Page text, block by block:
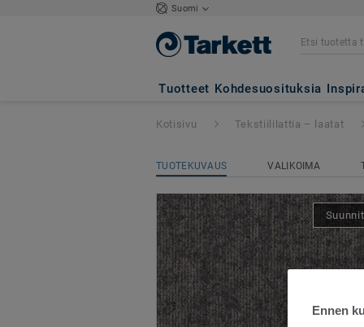
Suomi
Tuotteet Kohdesuosituksia
Essence Roots -
Kotisivu Tekstiililattia – laatat
TUOTEKUVAUS VALIKOIMA
Ennen